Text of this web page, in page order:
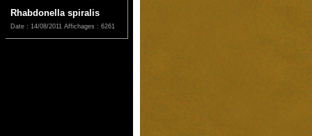
Rhabdonella spiralis
Date : 14/08/2011 Affichages : 6261